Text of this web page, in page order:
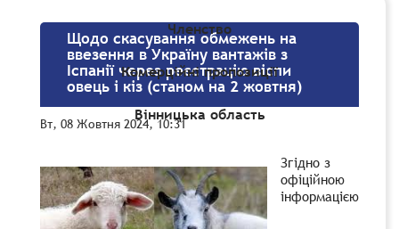
Членство
Комерційні пропозиції
Вінницька область
Щодо скасування обмежень на
ввезення в Україну вантажів з
Іспанії через реєстрацію віспи
овець і кіз (станом на 2 жовтня)
Вт, 08 Жовтня 2024, 10:31
Згідно з
офіційною
інформацією